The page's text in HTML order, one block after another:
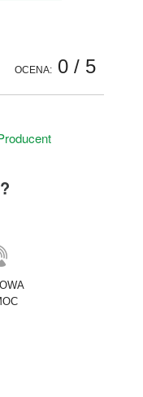
OCENA: 0/ 5